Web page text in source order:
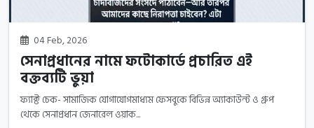
04 Feb, 2026
সেনাপ্রধানের নামে ফটোকার্ডে প্রচারিত এই
বক্তব্যটি ভুয়া
ফ্যাক্ট চেক- সামাজিক যোগাযোগমাধ্যম ফেসবুকে বিভিন্ন অ্যাকাউন্ট ও গ্রুপ
থেকে সেনাপ্রধান জেনারেল ওয়াক...